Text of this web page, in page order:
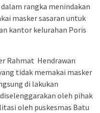
rangka menindakan
masker sasaran untuk
kantor kelurahan Poris
Rahmat Hendrawan
tidak memakai masker
di lakukan
oleh pihak
oleh puskesmas Batu